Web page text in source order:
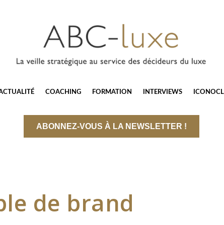
COACHING FORMATION INTERVIEWS
ABONNEZ-VOUS À LA NEWSLETTER !
de brand